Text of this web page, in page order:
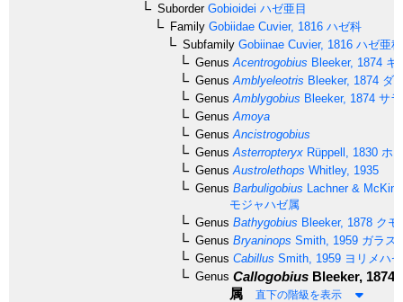
SuborderGobioidei ハゼ亜目
Family Gobiidae Cuvier, 1816 ハゼ科
Subfamily Gobiinae Cuvier, 1816 ハゼ亜科
Genus Acentrogobius Bleeker, 1874 キ
Genus Amblyeleotris Bleeker, 1874 ダ
Genus Amblygobius Bleeker, 1874 サ
Genus Amoya
Genus Ancistrogobius
Genus Asterropteryx Rüppell, 1830 ホ
Genus Austrolethops Whitley, 1935
Genus Barbuligobius Lachner &
モジャハゼ属
Genus Bathygobius Bleeker, 1878 クモ
Genus Bryaninops Smith, 1959 ガラス
Genus Cabillus Smith, 1959 ヨリメハ
Genus Callogobius Bleeker, 1874
属
直下の階級を表示